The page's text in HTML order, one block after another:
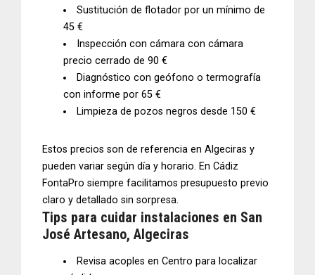
Sustitución de flotador por un mínimo de
45 €
Inspección con cámara con cámara
precio cerrado de 90 €
Diagnóstico congeófono otermografía
con informe por 65 €
Limpieza de pozos negros desde 150 €
Estos precios son de referencia en Algeciras y
pueden variar según día y horario. En Cádiz
FontaPro siempre facilitamos presupuesto previo
claro y detallado sin sorpresa.
Tips para cuidar instalaciones en San
José Artesano, Algeciras
Revisa acoples en Centro para localizar